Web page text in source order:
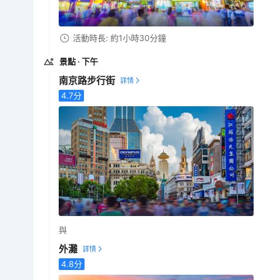
活動時長: 約1小時30分鐘
景點 · 下午
南京路步行街
4.7分
與
外灘
4.8分